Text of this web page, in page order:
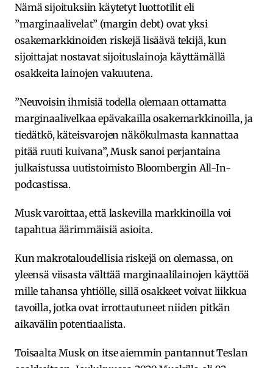
Nämä sijoituksiin käytetyt luottotilit eli
”marginaalivelat” (margin debt) ovat yksi
osakemarkkinoiden riskejä lisäävä tekijä, kun
sijoittajat nostavat sijoituslainoja käyttämällä
osakkeita lainojen vakuutena.
”Neuvoisin ihmisiä todella olemaan ottamatta
marginaalivelkaa epävakailla osakemarkkinoilla, ja
tiedätkö, käteisvarojen näkökulmasta kannattaa
pitää ruuti kuivana”, Musk sanoi perjantaina
julkaistussa uutistoimisto Bloombergin All-In-
podcastissa.
Musk varoittaa, että laskevilla markkinoilla voi
tapahtua äärimmäisiä asioita.
Kun makrotaloudellisia riskejä on olemassa, on
yleensä viisasta välttää marginaalilainojen käyttöä
mille tahansa yhtiölle, sillä osakkeet voivat liikkua
tavoilla, jotka ovat irrottautuneet niiden pitkän
aikavälin potentiaalista.
Toisaalta Musk on itse aiemmin pantannut Teslan